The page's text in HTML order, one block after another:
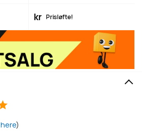
kr Prisløfte!
here)